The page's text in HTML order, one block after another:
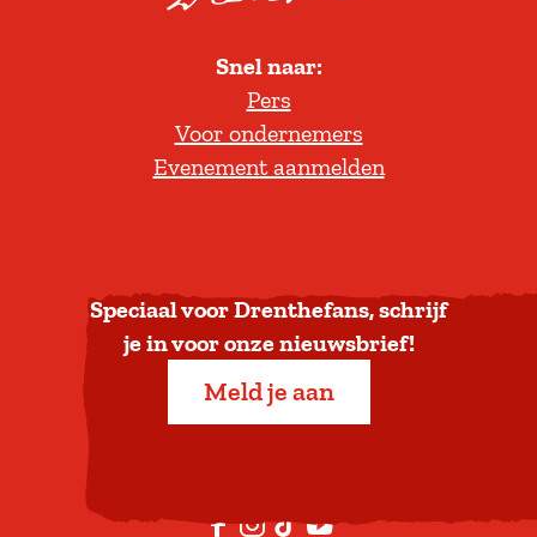
l
t
e
r
a
a
b
Snel naar:
Pers
Voor ondernemers
Evenement aanmelden
Speciaal voor Drenthefans, schrijf
je in voor onze nieuwsbrief!
Meld je aan